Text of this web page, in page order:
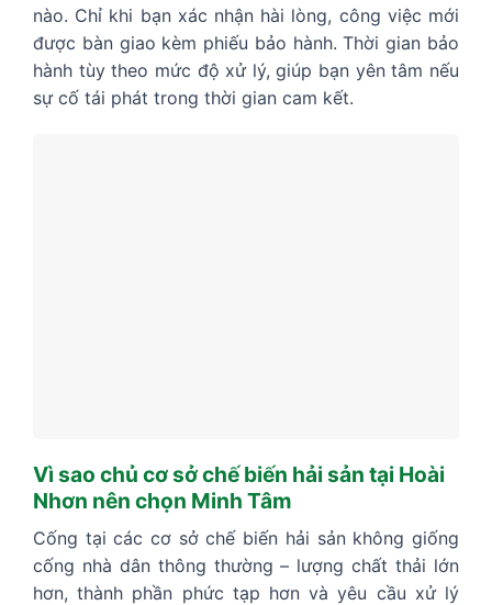
nào. Chỉ khi bạn xác nhận hài lòng, công việc mới
được bàn giao kèm phiếu bảo hành. Thời gian bảo
hành tùy theo mức độ xử lý, giúp bạn yên tâm nếu
sự cố tái phát trong thời gian cam kết.
Vì sao chủ cơ sở chế biến hải sản tại Hoài
Nhơn nên chọn Minh Tâm
Cống tại các cơ sở chế biến hải sản không giống
cống nhà dân thông thường – lượng chất thải lớn
hơn, thành phần phức tạp hơn và yêu cầu xử lý